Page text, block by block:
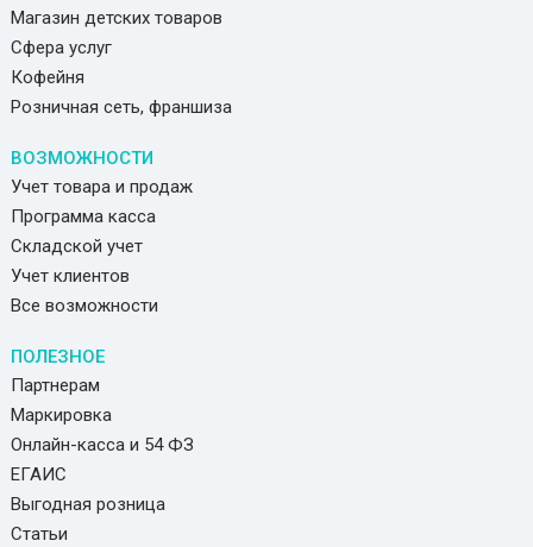
Магазин детских товаров
Сфера услуг
Кофейня
Розничная сеть, франшиза
ВОЗМОЖНОСТИ
Учет товара и продаж
Программа касса
Складской учет
Учет клиентов
Все возможности
ПОЛЕЗНОЕ
Партнерам
Маркировка
Онлайн-касса и 54 ФЗ
ЕГАИС
Выгодная розница
Статьи